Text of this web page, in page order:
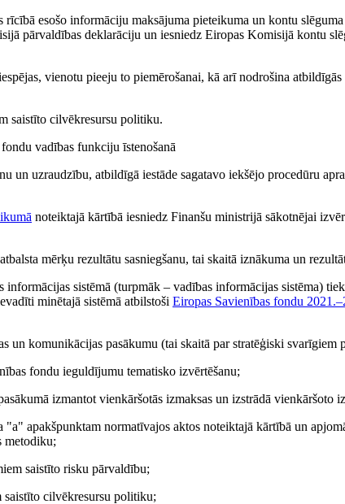
rīcībā esošo informāciju maksājuma pieteikuma un kontu
pārvaldības deklarāciju un iesniedz Eiropas Komisijā kontu
vienotu pieeju to piemērošanai, kā arī nodrošina
saistīto cilvēkresursu politiku.
vadības funkciju īstenošanā
un uzraudzību, atbildīgā iestāde sagatavo iekšējo procedūru
noteiktajā kārtībā iesniedz Finanšu ministrijā sākotnējai
mērķu rezultātu sasniegšanu, tai skaitā iznākuma un
sistēmā (turpmāk – vadības informācijas sistēma)
minētajā sistēmā atbilstoši Eiropas Savienības fondu
un komunikācijas pasākumu (tai skaitā par stratēģiski svarīgiem
fondu ieguldījumu tematisko izvērtēšanu;
izmantot vienkāršotās izmaksas un izstrādā vienkāršoto
"a" apakšpunktam normatīvajos aktos noteiktajā kārtībā un
metodiku;
saistīto risku pārvaldību;
saistīto cilvēkresursu politiku;